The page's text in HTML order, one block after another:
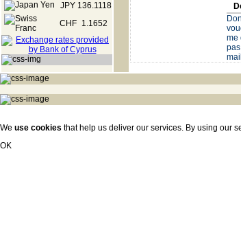
JPY 136.1118
CHF
1.1652
me
We use cookies that help us deliver our services. By using our
OK